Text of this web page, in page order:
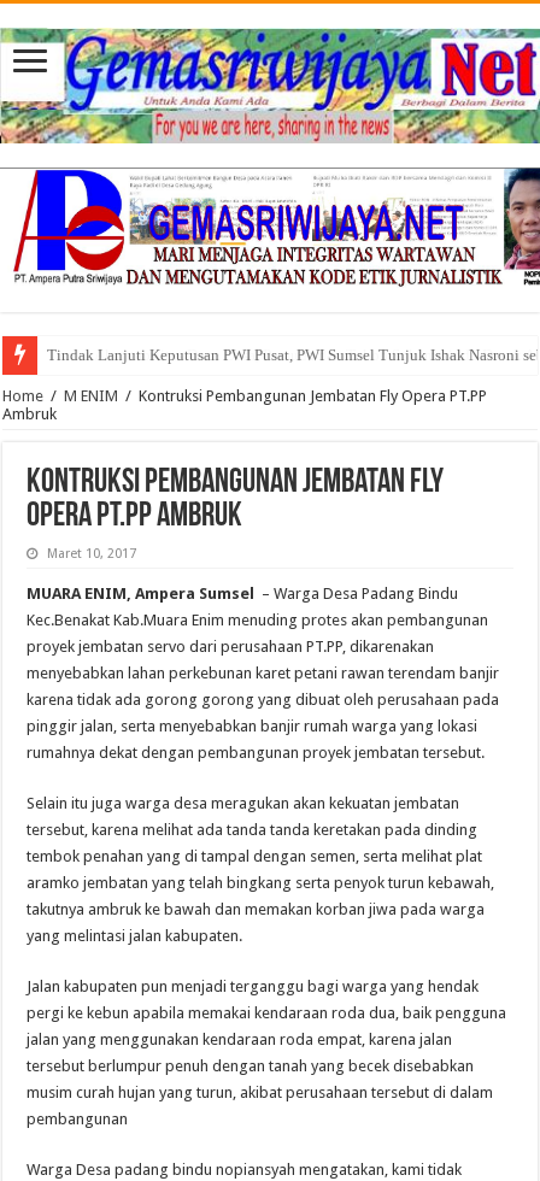
Tindak Lanjuti Keputusan PWI Pusat, PWI Sumsel Tunjuk Ishak Nasroni
Tuntut Akuntabilitas Dana Desa, Pemuda dan Tokoh Sukamerindu Desak
Home / M ENIM / Kontruksi Pembangunan Jembatan Fly Opera PT.PP
Ambruk
Kontruksi Pembangunan Jembatan Fly
Opera PT.PP Ambruk
Maret 10, 2017
MUARA ENIM, Ampera Sumsel
– Warga Desa Padang Bindu
Kec.Benakat Kab.Muara Enim menuding protes akan pembangunan
proyek jembatan servo dari perusahaan PT.PP, dikarenakan
menyebabkan lahan perkebunan karet petani rawan terendam banjir
karena tidak ada gorong gorong yang dibuat oleh perusahaan pada
pinggir jalan, serta menyebabkan banjir rumah warga yang lokasi
rumahnya dekat dengan pembangunan proyek jembatan tersebut.
Selain itu juga warga desa meragukan akan kekuatan jembatan
tersebut, karena melihat ada tanda tanda keretakan pada dinding
tembok penahan yang di tampal dengan semen, serta melihat plat
aramko jembatan yang telah bingkang serta penyok turun kebawah,
takutnya ambruk ke bawah dan memakan korban jiwa pada warga
yang melintasi jalan kabupaten.
Jalan kabupaten pun menjadi terganggu bagi warga yang hendak
pergi ke kebun apabila memakai kendaraan roda dua, baik pengguna
jalan yang menggunakan kendaraan roda empat, karena jalan
tersebut berlumpur penuh dengan tanah yang becek disebabkan
musim curah hujan yang turun, akibat perusahaan tersebut di dalam
pembangunan
Warga Desa padang bindu nopiansyah mengatakan, kami tidak